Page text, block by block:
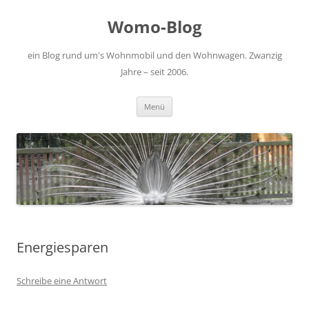
Womo-Blog
ein Blog rund um's Wohnmobil und den Wohnwagen. Zwanzig
Jahre – seit 2006.
Menü
Energiesparen
Schreibe eine Antwort